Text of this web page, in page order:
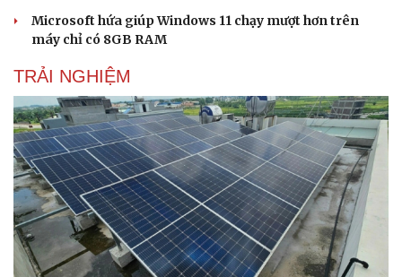
Microsoft hứa giúp Windows 11 chạy mượt hơn trên
máy chỉ có 8GB RAM
TRẢI NGHIỆM